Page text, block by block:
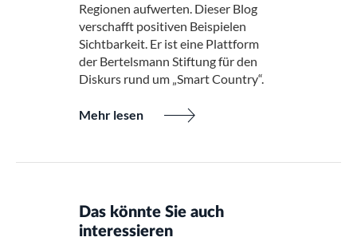
Regionen aufwerten. Dieser Blog
verschafft positiven Beispielen
Sichtbarkeit. Er ist eine Plattform
der Bertelsmann Stiftung für den
Diskurs rund um „Smart Country“.
Mehr lesen
Das könnte Sie auch
interessieren